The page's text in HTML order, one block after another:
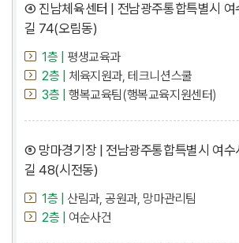
④ 진남체육센터 | 전남광주통합특별시 여
길 74(오림동)
1층 |
평생교육과
2층 |
체육지원과, 테크니션스쿨
3층 |
행복교육팀(행복교육지원센터)
⑤ 망마경기장 | 전남광주통합특별시 여수
길 48(시전동)
1층 |
산림과, 공원과, 망마관리팀
2층 |
여순사건